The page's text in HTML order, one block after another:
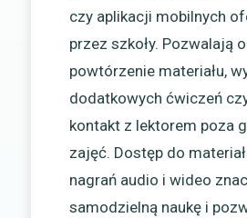
czy aplikacji mobilnych
przez szkoły. Pozwalają
powtórzenie materiału,
dodatkowych ćwiczeń
kontakt z lektorem poza
zajęć. Dostęp do
nagrań audio i wideo
samodzielną naukę i